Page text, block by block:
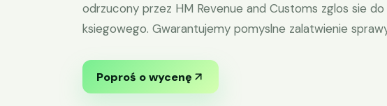
odrzucony przez HM Revenue and Customs zglos sie
ksiegowego. Gwarantujemy pomyslne zalatwienie
Poproś o wycenę